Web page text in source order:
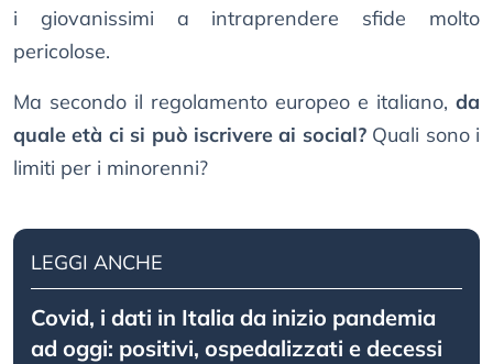
i giovanissimi a intraprendere sfide molto
pericolose.
Ma secondo il regolamento europeo e italiano, da
quale età ci si può iscrivere ai social?Quali sono i
limiti per i minorenni?
LEGGI ANCHE
Covid, i dati in Italia da inizio pandemia
ad oggi: positivi, ospedalizzati e decessi